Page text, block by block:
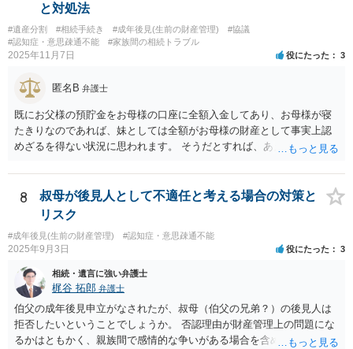
と対処法
#遺産分割 #相続手続き #成年後見(生前の財産管理)
#協議
#認知症・意思疎通不能
#家族間の相続トラブル
2025年11月7日 役にたった 3
匿名B 弁護士
既にお父様の預貯金をお母様の口座に全額入金してあり、お母様が寝
たきりなのであれば、妹としては全額がお母様の財産として事実上認
めざるを得ない状況に思われます。 そうだとすれば、あえて遺産分割
す。 また、遺産分割協議書を作成しても特にメリットがない妹の協力
が期待できるのかも不明です。 お母様の相続が開始するまで、ご質問
主としては行動を起こす必要がないように思えますが、いかがでしょ
うか。
8
叔母が後見人として不適任と考える場合の対策と
リスク
#成年後見(生前の財産管理) #認知症・意思疎通不能
2025年9月3日 役にたった 3
相続・遺言に強い弁護士
梶谷 拓郎 弁護士
伯父の成年後見申立がなされたが、叔母（伯父の兄弟？）の後見人は
拒否したいということでしょうか。 否認理由が財産管理上の問題にな
るかはともかく、親族間で感情的な争いがある場合を含めて問題があ